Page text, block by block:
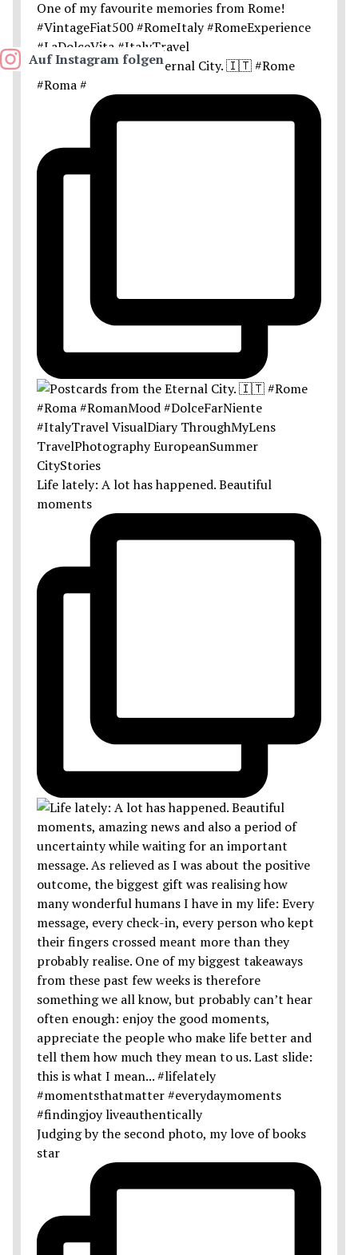
Postcards from the Eternal City. 🇮🇹 #Rome
#Roma #
Life lately: A lot has happened. Beautiful
moments
Judging by the second photo, my love of books
star
Auf Instagram folgen